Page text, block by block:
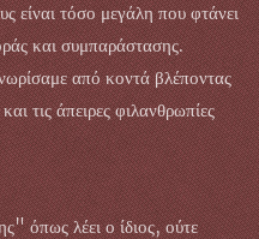
είναι τόσο μεγάλη που φτάνει
και συμπαράστασης.
από κοντά βλέποντας
τις άπειρες φιλανθρωπίες
όπως λέει ο ίδιος, ούτε